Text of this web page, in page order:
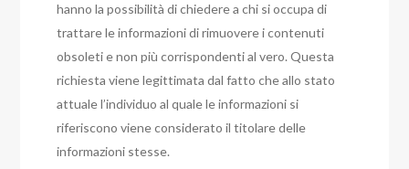
hanno la possibilità di chiedere a chi si occupa di
trattare le informazioni di rimuovere i contenuti
obsoleti e non più corrispondenti al vero. Questa
richiesta viene legittimata dal fatto che allo stato
attuale l’individuo al quale le informazioni si
riferiscono viene considerato il titolare delle
informazioni stesse.